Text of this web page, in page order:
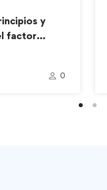
y
factor
0